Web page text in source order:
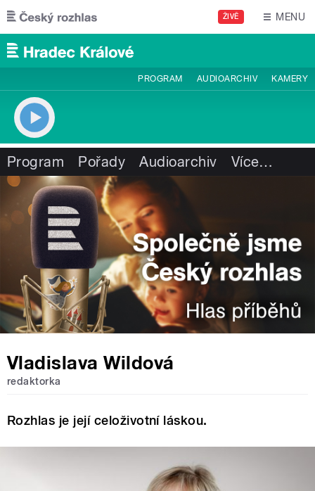
Přejít k hlavnímu obsahu
ŽIVĚ MENU
PROGRAM AUDIOARCHIV KAMERY
Program Pořady Audioarchiv Více…
Vladislava Wildová
redaktorka
Rozhlas je její celoživotní láskou.